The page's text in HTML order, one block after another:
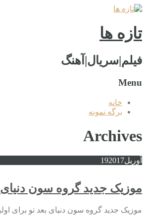
تازه ها
فیلم|سریال|آهنگ
Menu
خانه
برگه نمونه
Archives
آوریل 192017
موزیک جدید گروه سون دنیای
موزیک جدید گروه سون دنیای بعد تو برای